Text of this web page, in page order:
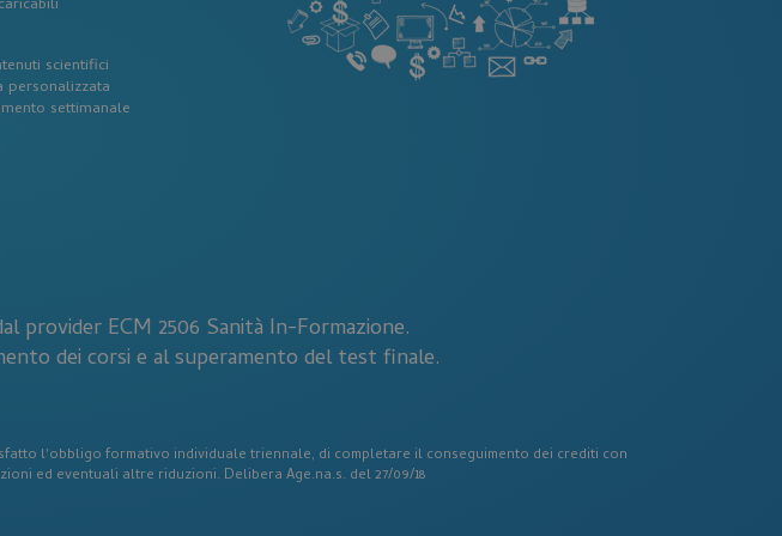
scientifici
personalizzata
settimanale
provider ECM 2506 Sanità In-Formazione.
dei corsi e al superamento del test finale.
l'obbligo formativo individuale triennale, di completare il conseguimento dei crediti con
ed eventuali altre riduzioni. Delibera Age.na.s. del 27/09/18
Questo cookie viene utilizzato da Google
Analytics per mantenere lo stato della
sessione.
59 minuti
56
proprio sito Web.
29 minuti
58
Questo cookie viene utilizzato per
distinguere tra umani e bot. Ciò è
1 anno 1
mese